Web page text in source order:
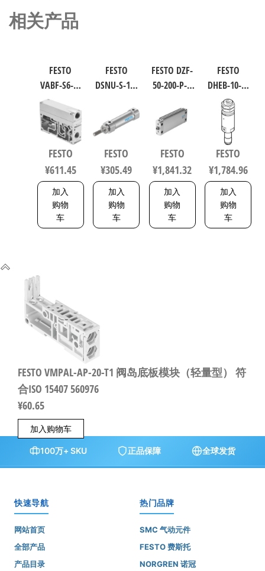
相关产品
FESTO
VABF-S6-1-
P1A7-G12
软启动阀
539231
FESTO
¥611.45
加入
购物
车
FESTO
DSNU-S-16-
气缸 行程
40mm 缸径
ISO 6432 /
CETOP RP 52
P 5216093
FESTO
¥305.49
加入
购物
车
FESTO DZF-
50-200-P-A
缸 行程
200mm 缸
164075
FESTO
¥1,841.32
加入
购物
车
FESTO
DHEB-10-E-
U-E-P 波纹
管气爪 符
合ISO 8573-
1:2010
1320832
FESTO
¥1,784.96
加入
购物
车
FESTO VMPAL-AP-20-T1 阀岛底板模块（轻量型） 符
合ISO 15407 560976
¥60.65
加入购物车
100万+ SKU 正品保障 全球发货
快速导航
网站首页
全部产品
产品目录
热门品牌
SMC 气动元件
FESTO 费斯托
NORGREN 诺冠